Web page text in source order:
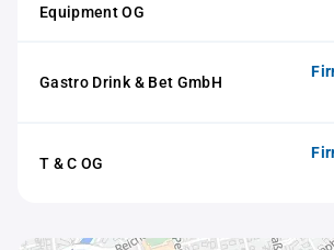
Equipment OG
Gastro Drink & Bet GmbH
T & C OG